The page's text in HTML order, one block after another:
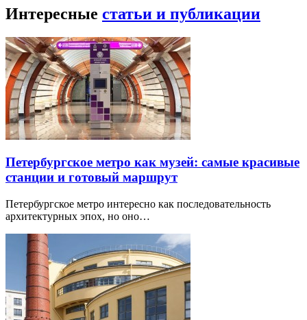
Интересные статьи и публикации
Петербургское метро как музей: самые красивые
станции и готовый маршрут
Петербургское метро интересно как последовательность
архитектурных эпох, но оно…